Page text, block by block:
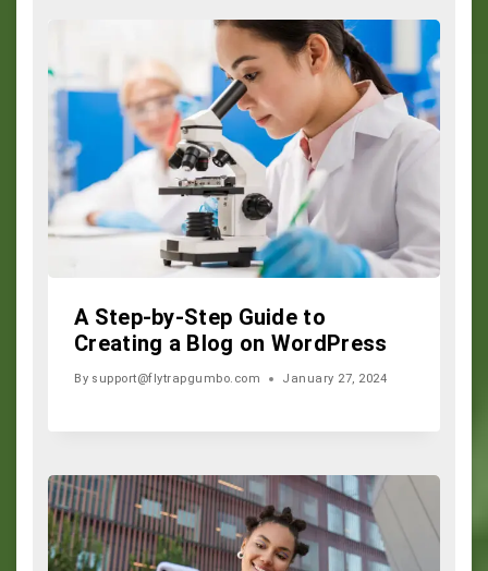
A Step-by-Step Guide to
Creating a Blog on WordPress
By support@flytrapgumbo.com January 27, 2024